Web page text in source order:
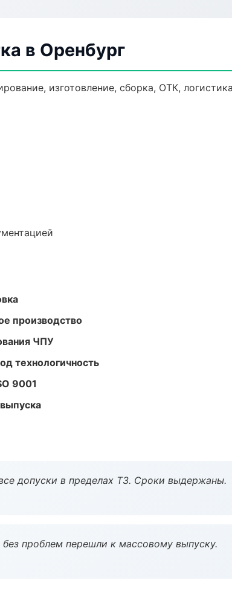
в Оренбург
изготовление, сборка, ОТК,
производство
ЧПУ
технологичность
9001
допуски в пределах ТЗ. Сроки выдержаны.
проблем перешли к массовому выпуску.